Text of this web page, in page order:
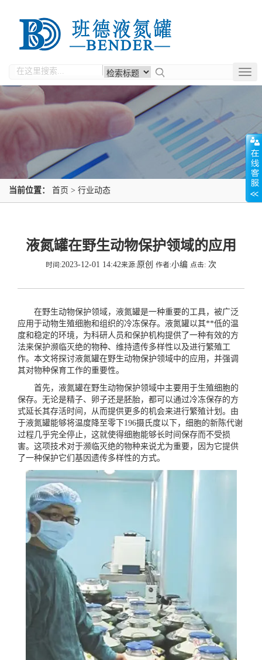
当前位置： 首页 > 行业动态
液氮罐在野生动物保护领域的应用
时间:2023-12-01 14:42来源:原创 作者:小编 点击: 次
在野生动物保护领域，液氮罐是一种重要的工具，被广泛
应用于动物生殖细胞和组织的冷冻保存。液氮罐以其**低的温
度和稳定的环境，为科研人员和保护机构提供了一种有效的方
法来保护濒临灭绝的物种、维持遗传多样性以及进行繁殖工
作。本文将探讨液氮罐在野生动物保护领域中的应用，并强调
其对物种保育工作的重要性。
首先，液氮罐在野生动物保护领域中主要用于生殖细胞的
保存。无论是精子、卵子还是胚胎，都可以通过冷冻保存的方
式延长其存活时间，从而提供更多的机会来进行繁殖计划。由
于液氮罐能够将温度降至零下196摄氏度以下，细胞的新陈代谢
过程几乎完全停止，这就使得细胞能够长时间保存而不受损
害。这项技术对于濒临灭绝的物种来说尤为重要，因为它提供
了一种保护它们基因遗传多样性的方式。